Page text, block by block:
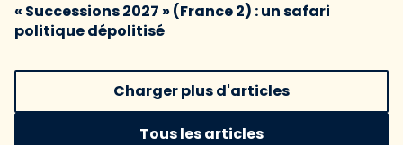
« Successions 2027 » (France 2) : un safari
politique dépolitisé
Charger plus d'articles
Tous les articles